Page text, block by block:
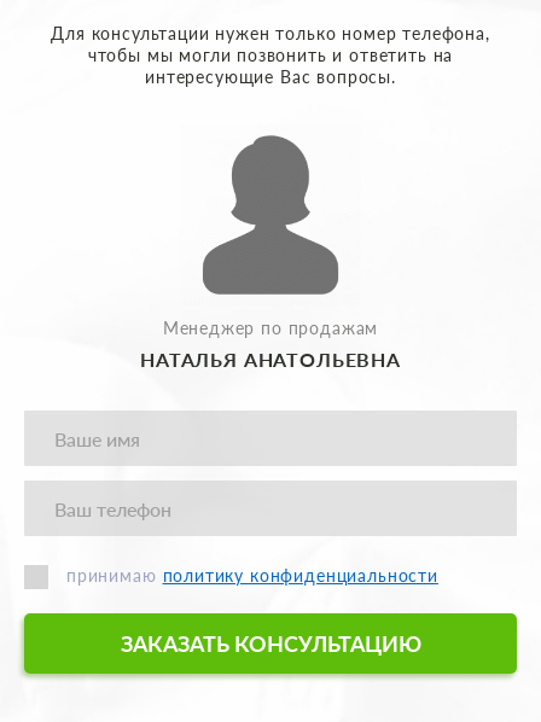
Для консультации нужен только номер телефона,
чтобы мы могли позвонить и ответить на
интересующие Вас вопросы.
Менеджер по продажам
НАТАЛЬЯ АНАТОЛЬЕВНА
принимаю политику конфиденциальности
ЗАКАЗАТЬ КОНСУЛЬТАЦИЮ